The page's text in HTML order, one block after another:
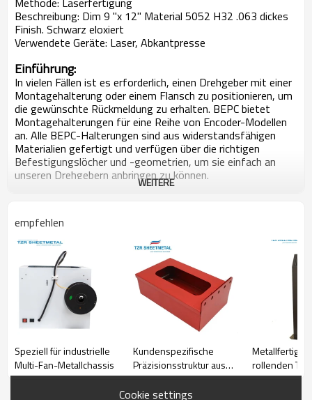
Beschreibung: Dim 9 "x 12" Material 5052 H32 .063 dickes
Finish. Schwarz eloxiert
Verwendete Geräte: Laser, Abkantpresse
Einführung:
In vielen Fällen ist es erforderlich, einen Drehgeber mit einer
Montagehalterung oder einem Flansch zu positionieren, um
die gewünschte Rückmeldung zu erhalten. BEPC bietet
Montagehalterungen für eine Reihe von Encoder-Modellen
an. Alle BEPC-Halterungen sind aus widerstandsfähigen
Materialien gefertigt und verfügen über die richtigen
Befestigungslöcher und -geometrien, um sie einfach an
unseren Drehgebern anbringen zu können.
Diese Montagehalterung ist ideal für die Unterstützung
fester.
Es ist nützlich für Anwendungen, bei denen Holzbau, Möbel,
Industrie, Regalhalterung, Wandhalterung,
Projektorhalterung, TV-Halterung, Klimaanlagenhalter usw.
verwendet werden.
Es kann auch angepasst werden, um eine andere
Verwendung zu erfordern.
Allgemeine Funktion:
Die Montagehalterung ist einfach zu montieren und bietet
eine bequeme und kostengünstige Alternative zu den
Standardmontageoptionen.
WEITERE
empfehlen
Speziell für industrielle
Multi-Fan-Metallchassis
Kundenspezifische
Präzisionsstruktur aus
Aluminiumblech
rollenden
für warme
Cookie settings